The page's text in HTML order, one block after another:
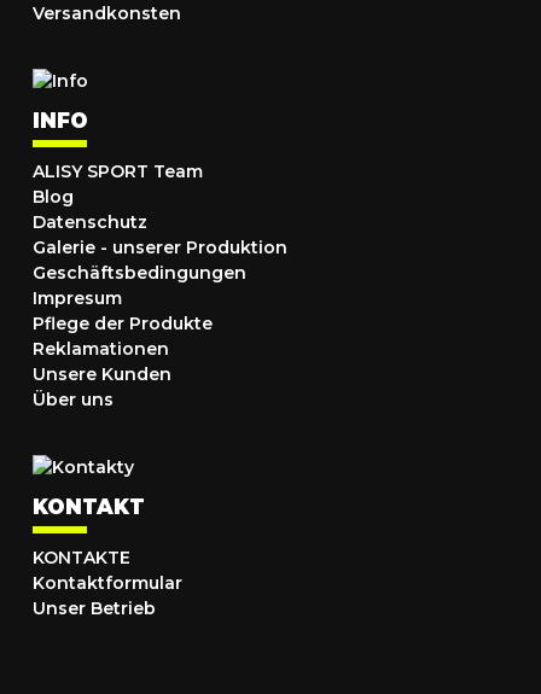
Versandkonsten
INFO
ALISY SPORT Team
Blog
Datenschutz
Galerie - unserer Produktion
Geschäftsbedingungen
Impresum
Pflege der Produkte
Reklamationen
Unsere Kunden
Über uns
KONTAKT
KONTAKTE
Kontaktformular
Unser Betrieb